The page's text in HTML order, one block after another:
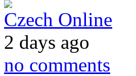
Czech Online
2 days ago
no comments